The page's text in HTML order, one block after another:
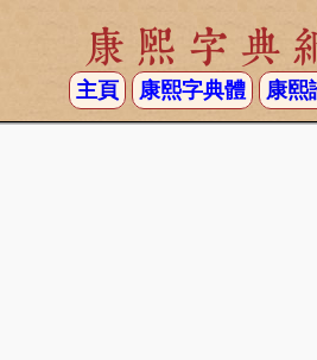
康熙字典
主頁 康熙字典體 康熙